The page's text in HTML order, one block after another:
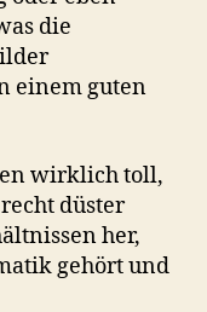
die
einem guten
wirklich toll,
düster
her,
gehört und